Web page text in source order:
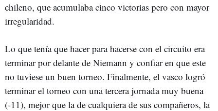
chileno, que acumulaba cinco victorias pero con mayor
irregularidad.
Lo que tenía que hacer para hacerse con el circuito era
terminar por delante de Niemann y confiar en que este
no tuviese un buen torneo. Finalmente, el vasco logró
terminar el torneo con una tercera jornada muy buena
(-11), mejor que la de cualquiera de sus compañeros, la